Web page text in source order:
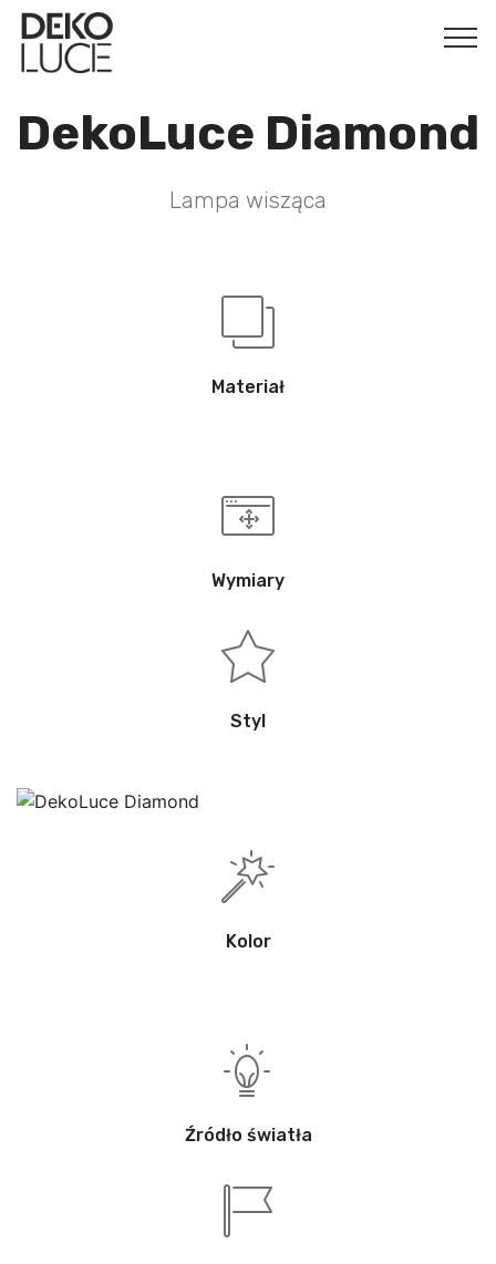
DekoLuce Diamond
Lampa wisząca
Materiał
Wymiary
Styl
Kolor
Źródło światła